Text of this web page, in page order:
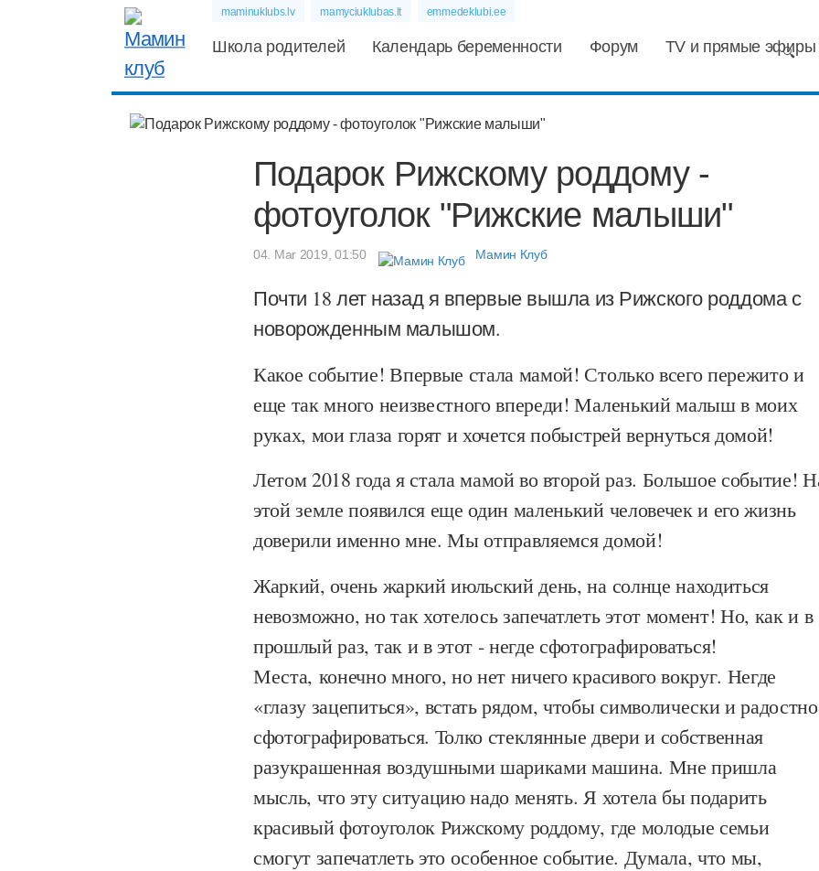
maminuklubs.lv mamyciuklubas.lt emmedeklubi.ee
Школа родителей Календарь беременности Форум TV и прямые эфиры
Подарок Рижскому роддому -
фотоуголок "Рижские малыши"
04. Mar 2019, 01:50 Мамин Клуб
Почти 18 лет назад я впервые вышла из Рижского роддома с
новорожденным малышом.
Какое событие! Впервые стала мамой! Столько всего пережито и
еще так много неизвестного впереди! Маленький малыш в моих
руках, мои глаза горят и хочется побыстрей вернуться домой!
Летом 2018 года я стала мамой во второй раз. Большое событие!
этой земле появился еще один маленький человечек и его жизнь
доверили именно мне. Мы отправляемся домой!
Жаркий, очень жаркий июльский день, на солнце находиться
невозможно, но так хотелось запечатлеть этот момент! Но, как и в
прошлый раз, так и в этот - негде сфотографироваться!
Места, конечно много, но нет ничего красивого вокруг. Негде
«глазу зацепиться», встать рядом, чтобы символически и радостно
сфотографироваться. Толко стеклянные двери и собственная
разукрашенная воздушными шариками машина. Мне пришла
мысль, что эту ситуацию надо менять. Я хотела бы подарить
красивый фотоуголок Рижскому роддому, где молодые семьи
смогут запечатлеть это особенное событие. Думала, что мы,